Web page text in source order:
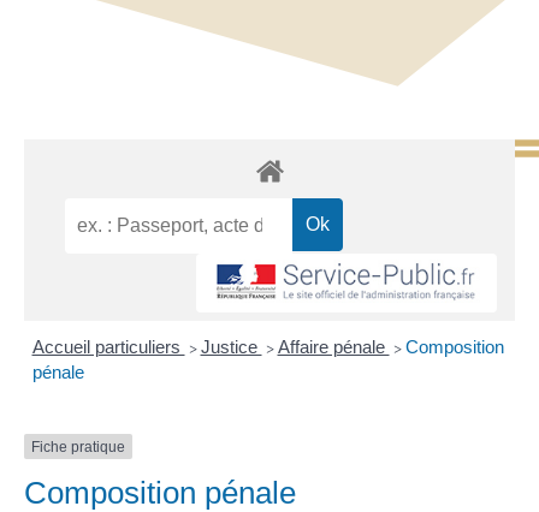
Accueil particuliers > Justice > Affaire pénale > Composition
pénale
Fiche pratique
Composition pénale